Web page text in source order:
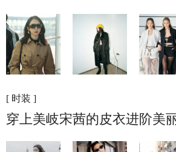
[ 时装 ]
穿上美岐宋茜的皮衣进阶美